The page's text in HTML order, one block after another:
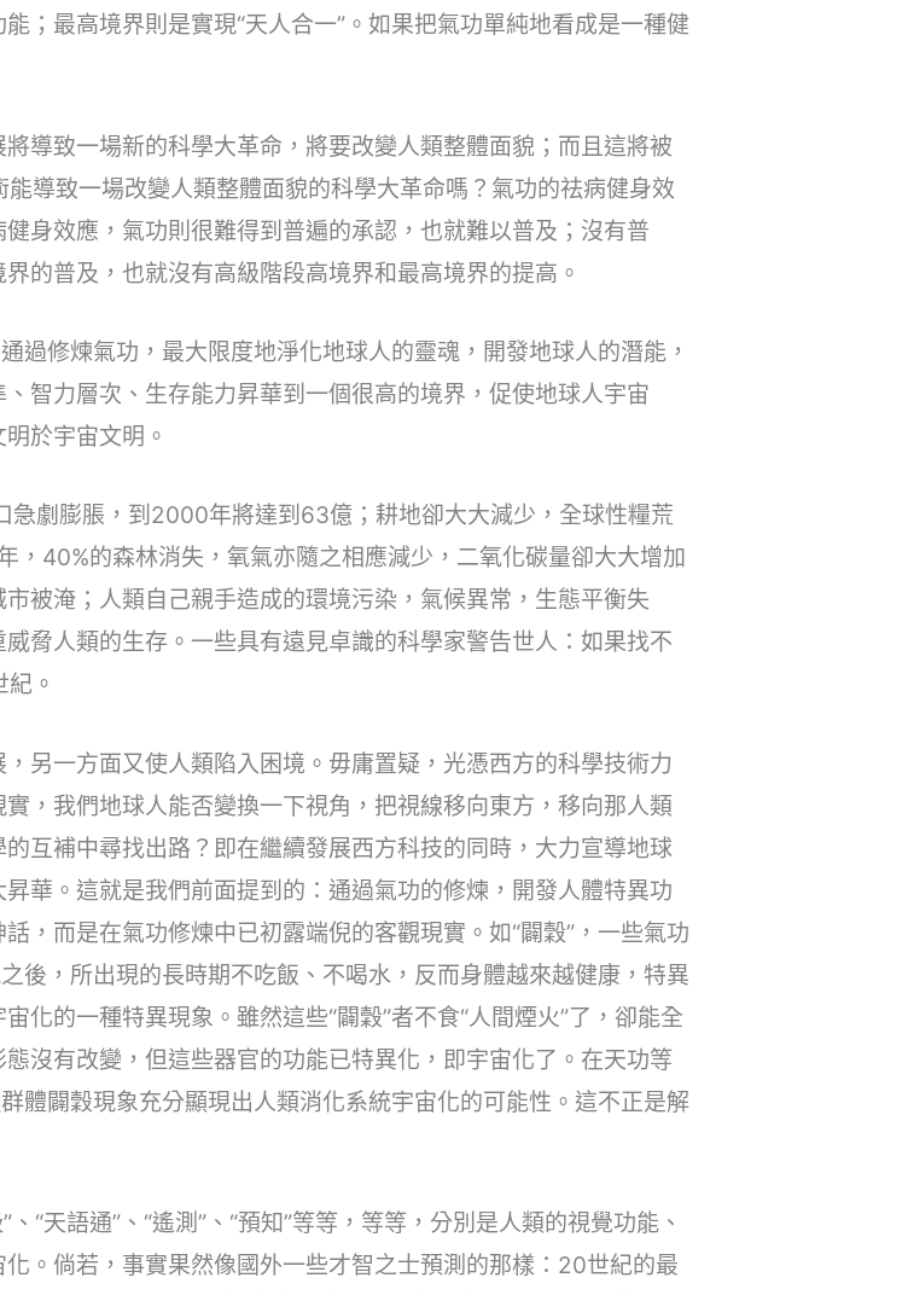
；最高境界則是實現“天人合一”。如果把氣功單純地看成是一種健
導致一場新的科學大革命，將要改變人類整體面貌；而且這將被
導致一場改變人類整體面貌的科學大革命嗎？氣功的祛病健身效
身效應，氣功則很難得到普遍的承認，也就難以普及；沒有普
的普及，也就沒有高級階段高境界和最高境界的提高。
過修煉氣功，最大限度地淨化地球人的靈魂，開發地球人的潛能，
智力層次、生存能力昇華到一個很高的境界，促使地球人宇宙
於宇宙文明。
劇膨脹，到2000年將達到63億；耕地卻大大減少，全球性糧荒
40%的森林消失，氧氣亦隨之相應減少，二氧化碳量卻大大增加
被淹；人類自己親手造成的環境污染，氣候異常，生態平衡失
脅人類的生存。一些具有遠見卓識的科學家警告世人：如果找不
。
另一方面又使人類陷入困境。毋庸置疑，光憑西方的科學技術力
，我們地球人能否變換一下視角，把視線移向東方，移向那人類
互補中尋找出路？即在繼續發展西方科技的同時，大力宣導地球
華。這就是我們前面提到的：通過氣功的修煉，開發人體特異功
，而是在氣功修煉中已初露端倪的客觀現實。如“闢穀”，一些氣功
後，所出現的長時期不吃飯、不喝水，反而身體越來越健康，特異
化的一種特異現象。雖然這些“闢穀”者不食“人間煙火”了，卻能全
沒有改變，但這些器官的功能已特異化，即宇宙化了。在天功等
體闢穀現象充分顯現出人類消化系統宇宙化的可能性。這不正是解
“天語通”、“遙測”、“預知”等等，等等，分別是人類的視覺功能、
。倘若，事實果然像國外一些才智之士預測的那樣：20世紀的最